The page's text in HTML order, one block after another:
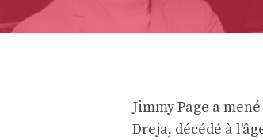
Jimmy Page a
Dreja, décédé à